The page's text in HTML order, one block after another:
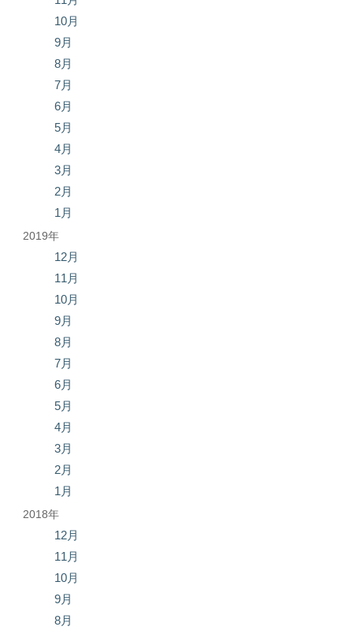
10月
9月
8月
7月
6月
5月
4月
3月
2月
1月
2019年
12月
11月
10月
9月
8月
7月
6月
5月
4月
3月
2月
1月
2018年
12月
11月
10月
9月
8月